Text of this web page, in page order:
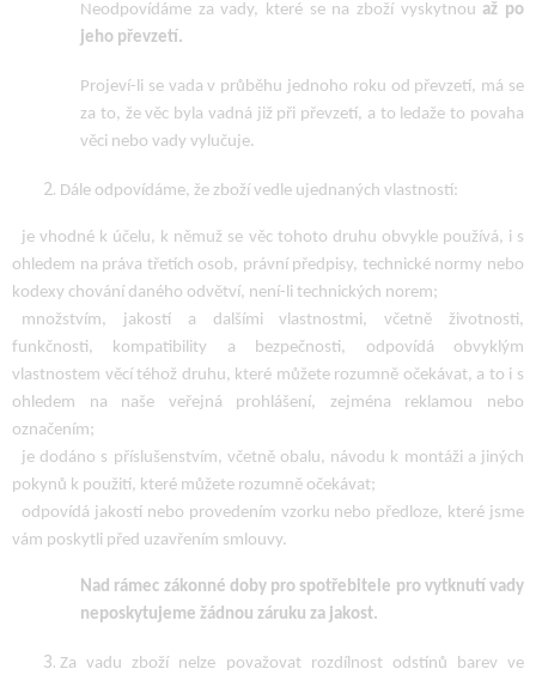
Neodpovídáme za vady, které se na zboží vyskytnou až po
jeho převzetí.
Projeví-li se vada v průběhu jednoho roku od převzetí, má se
za to, že věc byla vadná již při převzetí, a to ledaže to povaha
věci nebo vady vylučuje.
Dále odpovídáme, že zboží vedle ujednaných vlastností:
je vhodné k účelu, k němuž se věc tohoto druhu obvykle používá, i s
ohledem na práva třetích osob, právní předpisy, technické normy nebo
kodexy chování daného odvětví, není-li technických norem;
množstvím, jakostí a dalšími vlastnostmi, včetně životnosti,
funkčnosti, kompatibility a bezpečnosti, odpovídá obvyklým
vlastnostem věcí téhož druhu, které můžete rozumně očekávat, a to i s
ohledem na naše veřejná prohlášení, zejména reklamou nebo
označením;
je dodáno s příslušenstvím, včetně obalu, návodu k montáži a jiných
pokynů k použití, které můžete rozumně očekávat;
odpovídá jakostí nebo provedením vzorku nebo předloze, které jsme
vám poskytli před uzavřením smlouvy.
Nad rámec zákonné doby pro spotřebitele pro vytknutí vady
neposkytujeme žádnou záruku za jakost.
Za vadu zboží nelze považovat rozdílnost odstínů barev ve